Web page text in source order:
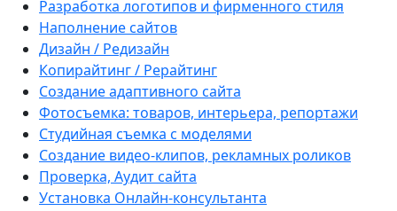
Разработка логотипов и фирменного стиля
Наполнение сайтов
Дизайн / Редизайн
Копирайтинг / Рерайтинг
Создание адаптивного сайта
Фотосъемка: товаров, интерьера, репортажи
Студийная съемка с моделями
Создание видео-клипов, рекламных роликов
Проверка, Аудит сайта
Установка Онлайн-консультанта